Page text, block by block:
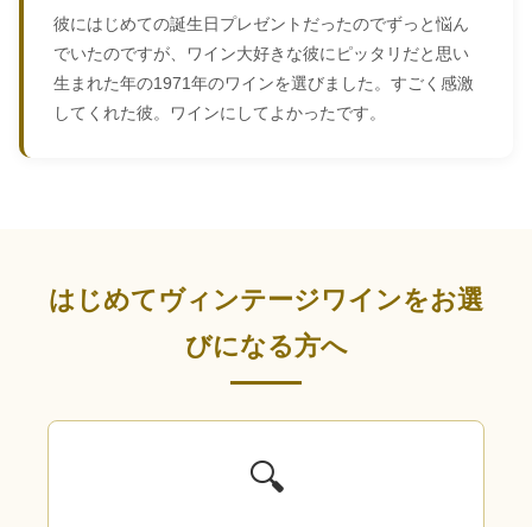
彼にはじめての誕生日プレゼントだったのでずっと悩ん
でいたのですが、ワイン大好きな彼にピッタリだと思い
生まれた年の1971年のワインを選びました。すごく感激
してくれた彼。ワインにしてよかったです。
はじめてヴィンテージワインをお選
びになる方へ
🔍